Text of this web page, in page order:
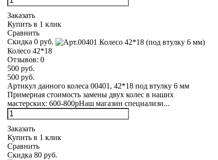
Заказать
Купить в 1 клик
Сравнить
Скидка 0 руб.
Колесо 42*18
Отзывов: 0
500 руб.
500 руб.
Артикул данного колеса 00401, 42*18 под втулку 6 мм
Примерная стоимость замены двух колес в наших
мастерских: 600-800рНаш магазин специализи...
Заказать
Купить в 1 клик
Сравнить
Скидка 80 руб.